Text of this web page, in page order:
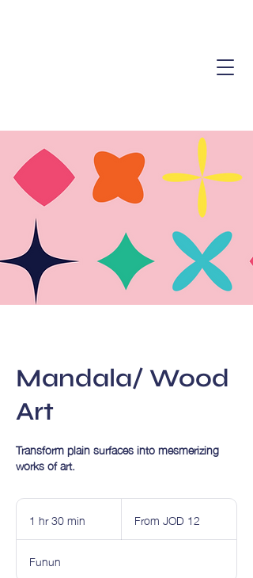
Mandala/ Wood
Art
Transform plain surfaces into mesmerizing
works of art.
1 hr 30 min
h
Jordanian
From JOD 12
Funun